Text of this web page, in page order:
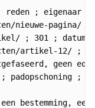
; eigenaar ;
nieuwe-pagina/
; 301 ; datum
artikel-12/ ;
geen
;
bestemming,